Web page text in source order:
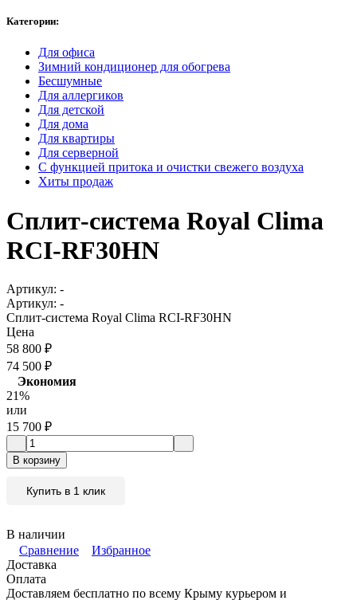
Категории:
Для офиса
Зимний кондиционер для обогрева
Бесшумные
Для аллергиков
Для детской
Для дома
Для квартиры
Для серверной
С функцией притока и очистки свежего воздуха
Хиты продаж
Сплит-система Royal Clima
RCI-RF30HN
Артикул: -
Артикул: -
Сплит-система Royal Clima RCI-RF30HN
Цена
58 800 ₽
74 500 ₽
Экономия
21%
или
15 700 ₽
В корзину
Купить в 1 клик
В наличии
Сравнение
Избранное
Доставка
Оплата
Доставляем бесплатно по всему Крыму курьером и